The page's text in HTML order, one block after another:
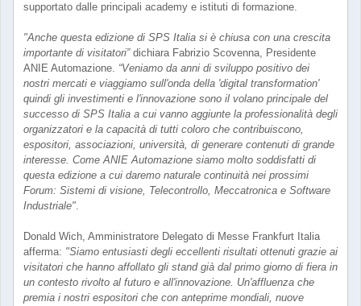
supportato dalle principali academy e istituti di formazione.
"Anche questa edizione di SPS Italia si è chiusa con una crescita
importante di visitatori” dichiara Fabrizio Scovenna, Presidente
ANIE Automazione. “Veniamo da anni di sviluppo positivo dei
nostri mercati e viaggiamo sull'onda della 'digital transformation'
quindi gli investimenti e l'innovazione sono il volano principale del
successo di SPS Italia a cui vanno aggiunte la professionalità degli
organizzatori e la capacità di tutti coloro che contribuiscono,
espositori, associazioni, università, di generare contenuti di grande
interesse. Come ANIE Automazione siamo molto soddisfatti di
questa edizione a cui daremo naturale continuità nei prossimi
Forum: Sistemi di visione, Telecontrollo, Meccatronica e Software
Industriale".
Donald Wich, Amministratore Delegato di Messe Frankfurt Italia
afferma: "Siamo entusiasti degli eccellenti risultati ottenuti grazie ai
visitatori che hanno affollato gli stand già dal primo giorno di fiera in
un contesto rivolto al futuro e all'innovazione. Un'affluenza che
premia i nostri espositori che con anteprime mondiali, nuove